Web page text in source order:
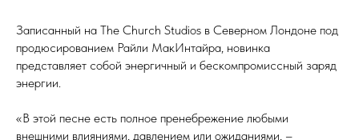
Записанный на The Church Studios в Северном Лондоне под
продюсированием Райли МакИнтайра, новинка
представляет собой энергичный и бескомпромиссный заряд
энергии.
«В этой песне есть полное пренебрежение любыми
внешними влияниями, давлением или ожиданиями, –